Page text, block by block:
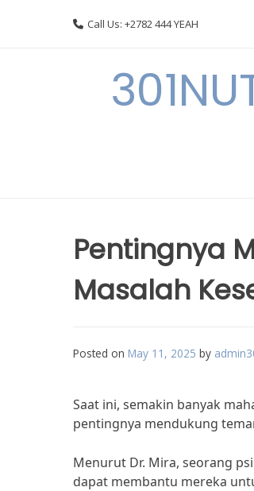
Call Us: +2782 444 YEAH
Pentingnya
Masalah
Posted on May 11, 2025 by
Saat ini, semakin banyak
pentingnya mendukung
Menurut Dr. Mira, seorang
dapat membantu mereka